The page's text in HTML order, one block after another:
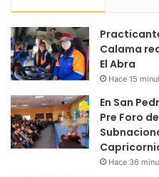
Calama
El Abra
Hace 15
En San
Pre Foro
Hace 36